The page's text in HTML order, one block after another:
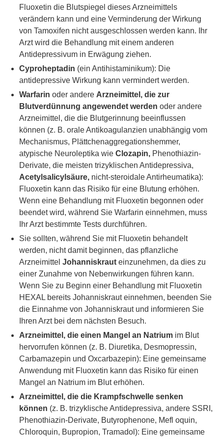
Fluoxetin die Blutspiegel dieses Arzneimittels
verändern kann und eine Verminderung der Wirkung
von Tamoxifen nicht ausgeschlossen werden kann. Ihr
Arzt wird die Behandlung mit einem anderen
Antidepressivum in Erwägung ziehen.
Cyproheptadin (ein Antihistaminikum): Die
antidepressive Wirkung kann vermindert werden.
Warfarin oder andere Arzneimittel, die zur
Blutverdünnung angewendet werden oder andere
Arzneimittel, die die Blutgerinnung beeinflussen
können (z. B. orale Antikoagulanzien unabhängig vom
Mechanismus, Plättchenaggregationshemmer,
atypische Neuroleptika wie Clozapin, Phenothiazin-
Derivate, die meisten trizyklischen Antidepressiva,
Acetylsalicylsäure, nicht-steroidale Antirheumatika):
Fluoxetin kann das Risiko für eine Blutung erhöhen.
Wenn eine Behandlung mit Fluoxetin begonnen oder
beendet wird, während Sie Warfarin einnehmen, muss
Ihr Arzt bestimmte Tests durchführen.
Sie sollten, während Sie mit Fluoxetin behandelt
werden, nicht damit beginnen, das pflanzliche
Arzneimittel Johanniskraut einzunehmen, da dies zu
einer Zunahme von Nebenwirkungen führen kann.
Wenn Sie zu Beginn einer Behandlung mit Fluoxetin
HEXAL bereits Johanniskraut einnehmen, beenden Sie
die Einnahme von Johanniskraut und informieren Sie
Ihren Arzt bei dem nächsten Besuch.
Arzneimittel, die einen Mangel an Natrium im Blut
hervorrufen können (z. B. Diuretika, Desmopressin,
Carbamazepin und Oxcarbazepin): Eine gemeinsame
Anwendung mit Fluoxetin kann das Risiko für einen
Mangel an Natrium im Blut erhöhen.
Arzneimittel, die die Krampfschwelle senken
können (z. B. trizyklische Antidepressiva, andere SSRI,
Phenothiazin-Derivate, Butyrophenone, Mefl oquin,
Chloroquin, Bupropion, Tramadol): Eine gemeinsame